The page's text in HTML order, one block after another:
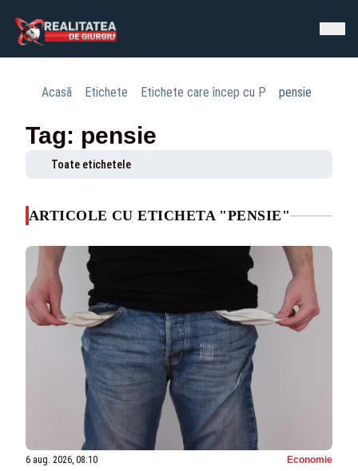
Acasă Etichete Etichete care încep cu P pensie
Tag: pensie
Toate etichetele
ARTICOLE CU ETICHETA "PENSIE"
6 aug. 2026, 08:10 Economie